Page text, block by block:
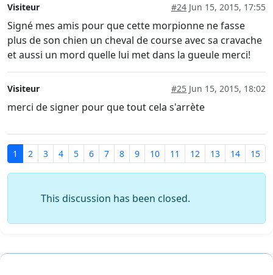
Visiteur #24 Jun 15, 2015, 17:55
Signé mes amis pour que cette morpionne ne fasse
plus de son chien un cheval de course avec sa cravache
et aussi un mord quelle lui met dans la gueule merci!
Visiteur #25 Jun 15, 2015, 18:02
merci de signer pour que tout cela s'arrète
1 2 3 4 5 6 7 8 9 10 11 12 13 14 15
This discussion has been closed.